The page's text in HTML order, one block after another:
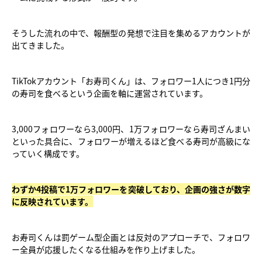
そうした流れの中で、報酬型の発想で注目を集めるアカウントが
出てきました。
TikTokアカウント「お寿司くん」は、フォロワー1人につき1円分
の寿司を食べるという企画を軸に運営されています。
3,000フォロワーなら3,000円、1万フォロワーなら寿司ざんまい
といった具合に、フォロワーが増えるほど食べる寿司が高級にな
っていく構成です。
わずか4投稿で1万フォロワーを突破しており、企画の強さが数字
に反映されています。
お寿司くんは罰ゲーム型企画とは反対のアプローチで、フォロワ
ー全員が応援したくなる仕組みを作り上げました。